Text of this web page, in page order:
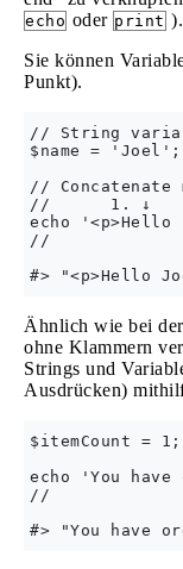
echo oder print ).
Sie können
Punkt).
// String
$name = 'Joel';
//
//      1. ↓
echo
//
Ähnlich wie bei
ohne Klammern
Strings und
Ausdrücken)
$itemCount = 1;
echo 'You
//